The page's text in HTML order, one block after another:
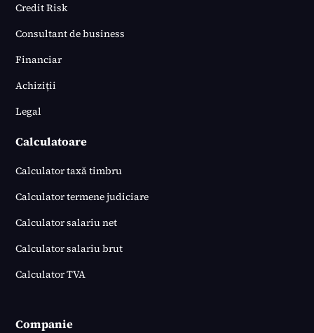
Credit Risk
Consultant de business
Financiar
Achiziții
Legal
Calculatoare
Calculator taxă timbru
Calculator termene judiciare
Calculator salariu net
Calculator salariu brut
Calculator TVA
Companie